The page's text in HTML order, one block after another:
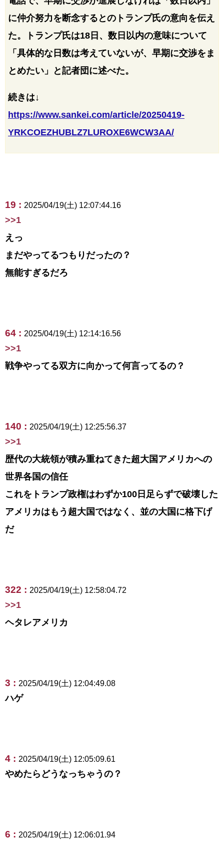
に仲介努力を断念するとのトランプ氏の意向を伝え
た。トランプ氏は18日、数日以内の意味について
「具体的な日数は考えていないが、早期に交渉をま
とめたい」と記者団に述べた。
続きは↓
https://www.sankei.com/article/20250419-
YRKCOEZHUBLZ7LUROXE6WCW3AA/
19 : 2025/04/19(土) 12:07:44.16
>>1
えっ
まだやってるつもりだったの？
無能すぎるだろ
64 : 2025/04/19(土) 12:14:16.56
>>1
戦争やってる双方に向かって何言ってるの？
140 : 2025/04/19(土) 12:25:56.37
>>1
歴代の大統領が積み重ねてきた超大国アメリカへの
世界各国の信任
これをトランプ政権はわずか100日足らずで破壊した
アメリカはもう超大国ではなく、並の大国に格下げ
だ
322 : 2025/04/19(土) 12:58:04.72
>>1
ヘタレアメリカ
3 : 2025/04/19(土) 12:04:49.08
ハゲ
4 : 2025/04/19(土) 12:05:09.61
やめたらどうなっちゃうの？
6 : 2025/04/19(土) 12:06:01.94